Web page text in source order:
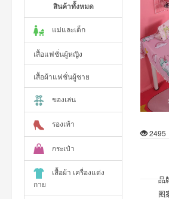
สินค้าทั้งหมด
แม่และเด็ก
เสื้อแฟชั่นผู้หญิง
เสื้อผ้าแฟชั่นผู้ชาย
ของเล่น
รองเท้า
กระเป๋า
เสื้อผ้า เครื่องแต่ง
กาย
品
图